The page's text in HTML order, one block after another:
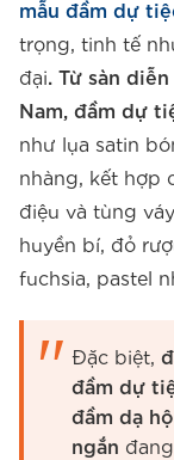
mẫu đầm dự
trọng, tinh tế
đại. Từ sàn
Nam, đầm dự
như lụa satin
nhàng, kết hợp
điệu và tùng
huyền bí, đỏ
fuchsia, pastel
Đặc biệt,
đầm dự
đầm dạ
ngắn